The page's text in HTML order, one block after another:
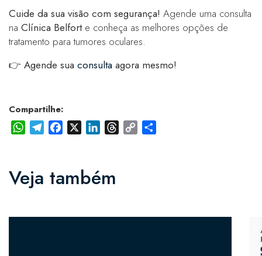
Cuide da sua visão com segurança! Agende uma consulta
na Clínica Belforte conheça as melhores opções de
tratamento para tumores oculares.
👉 Agende sua consulta agora mesmo!
Compartilhe:
WhatsAppTelegramFacebook LinkedInThreadsCopy
Veja também